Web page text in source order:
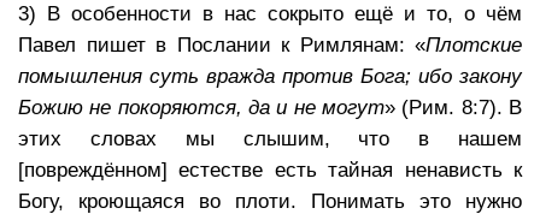
3) В особенности в нас сокрыто ещё и то, о чём
Павел пишет в Послании к Римлянам: «Плотские
помышления суть вражда против Бога; ибо закону
Божию не покоряются, да и не могут» (Рим. 8:7). В
этих словах мы слышим, что в нашем
[повреждённом] естестве есть тайная ненависть к
Богу, кроющаяся во плоти. Понимать это нужно